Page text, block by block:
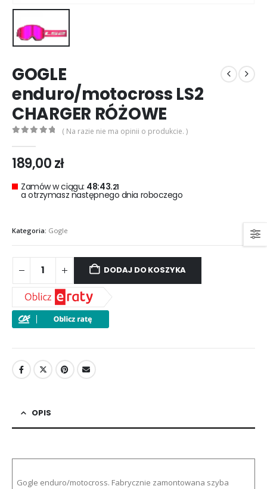
GOGLE
enduro/motocross LS2
CHARGER RÓŻOWE
( Na razie nie ma opinii o produkcie. )
189,00zł
Zamów w ciągu: 48:43.20
a otrzymasz następnego dnia roboczego
Kategoria: Gogle
DODAJ DO KOSZYKA
OPIS
Gogle enduro/motocross. Fabrycznie zamontowana szyba
299,00
299,00 299,00zł